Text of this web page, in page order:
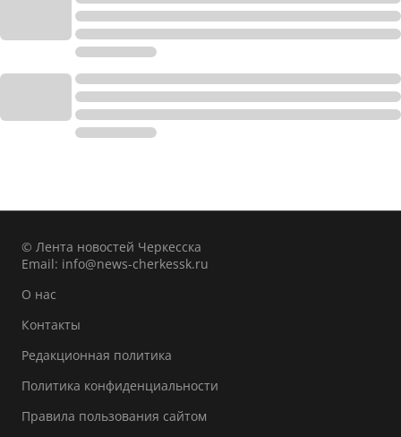
© Лента новостей Черкесска
Email: info@news-cherkessk.ru
О нас
Контакты
Редакционная политика
Политика конфиденциальности
Правила пользования сайтом